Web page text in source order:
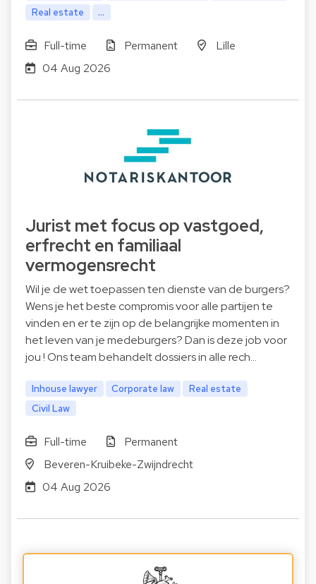
Real estate
...
Full-time Permanent
Lille
04 Aug 2026
Jurist met focus op vastgoed,
erfrecht en familiaal
vermogensrecht
Wil je de wet toepassen ten dienste van de burgers?
Wens je het beste compromis voor alle partijen te
vinden en er te zijn op de belangrijke momenten in
het leven van je medeburgers? Dan is deze job voor
jou ! Ons team behandelt dossiers in alle rech…
Inhouse lawyer Corporate law
Real estate
Civil Law
Full-time
Permanent
Beveren-Kruibeke-Zwijndrecht
04 Aug 2026